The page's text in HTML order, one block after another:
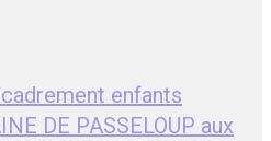
enfants
DE PASSELOUP aux